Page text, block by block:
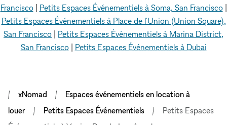
Francisco| Petits Espaces Événementiels à Soma, San Francisco|
Petits Espaces Événementiels à Place de l'Union (Union Square),
San Francisco
Petits Espaces Événementiels à Marina District,
San Francisco| Petits Espaces Événementiels à Dubai
xNomad
Espaces événementiels en location à
louer
Petits Espaces Événementiels
Petits Espaces